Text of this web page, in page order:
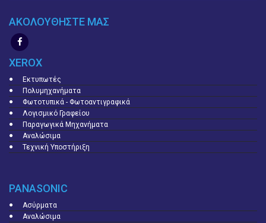
ΑΚΟΛΟΥΘΗΣΤΕ ΜΑΣ
XEROX
Εκτυπωτές
Πολυμηχανήματα
Φωτοτυπικά - Φωτοαντιγραφικά
Λογισμικό Γραφείου
Παραγωγικά Μηχανήματα
Αναλώσιμα
Τεχνική Υποστήριξη
PANASONIC
Ασύρματα
Αναλώσιμα